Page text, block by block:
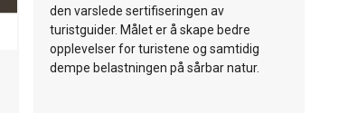
den varslede sertifiseringen av
turistguider. Målet er å skape bedre
opplevelser for turistene og samtidig
dempe belastningen på sårbar natur.